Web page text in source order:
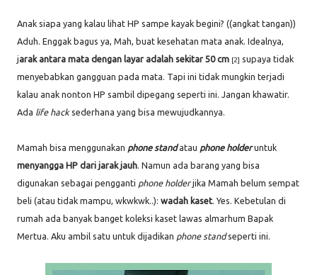
Anak siapa yang kalau lihat HP sampe kayak begini? ((angkat tangan))
Aduh. Enggak bagus ya, Mah, buat kesehatan mata anak. Idealnya,
jarak antara mata dengan layar adalah sekitar 50 cm [2] supaya tidak
menyebabkan gangguan pada mata. Tapi ini tidak mungkin terjadi
kalau anak nonton HP sambil dipegang seperti ini. Jangan khawatir.
Ada life hacksederhana yang bisa mewujudkannya.
Mamah bisa menggunakan phone standatau phone holderuntuk
menyangga HP dari jarak jauh . Namun ada barang yang bisa
digunakan sebagai pengganti phone holderjika Mamah belum sempat
beli (atau tidak mampu, wkwkwk..): wadah kaset . Yes. Kebetulan di
rumah ada banyak banget koleksi kaset lawas almarhum Bapak
Mertua. Aku ambil satu untuk dijadikan phone standseperti ini.